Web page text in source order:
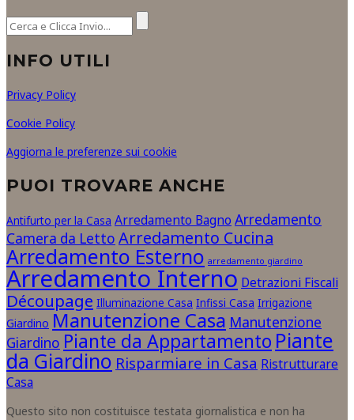
INFO UTILI
Privacy Policy
Cookie Policy
Aggiorna le preferenze sui cookie
PUOI TROVARE ANCHE
Antifurto per la Casa Arredamento Bagno Arredamento
Camera da Letto Arredamento Cucina
Arredamento Esterno arredamento giardino
Arredamento Interno Detrazioni Fiscali
Découpage Illuminazione Casa Infissi Casa Irrigazione
Giardino Manutenzione Casa Manutenzione
Giardino Piante da Appartamento Piante
da Giardino Risparmiare in Casa Ristrutturare
Casa
Questo sito non costituisce testata giornalistica e non ha